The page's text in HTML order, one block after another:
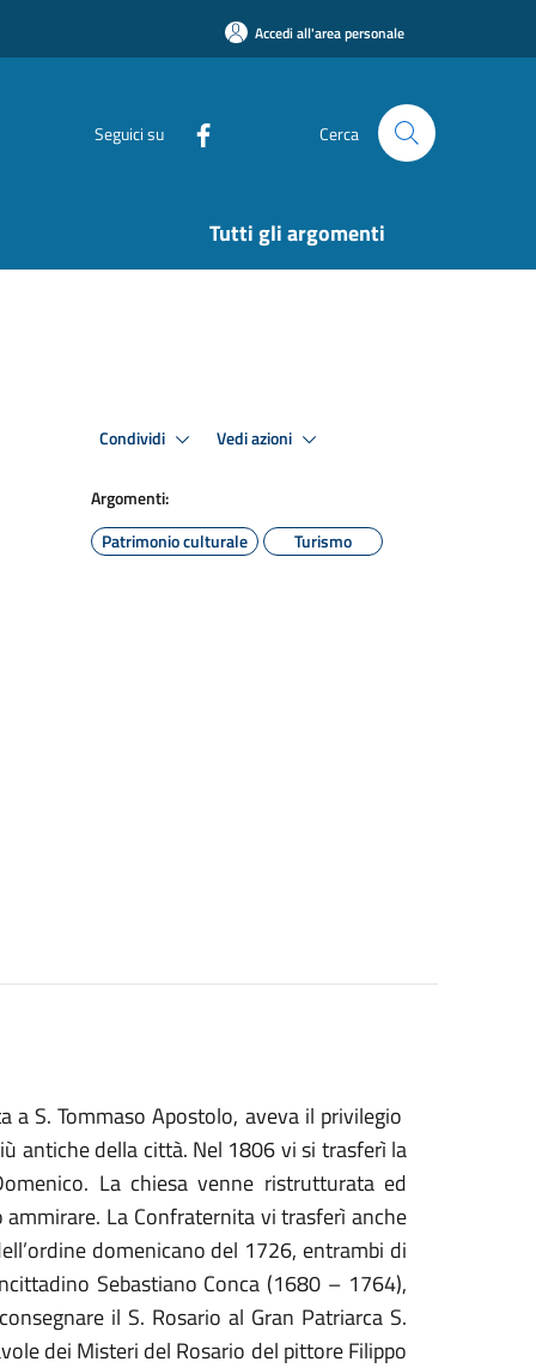
Accedi all'area personale
Seguici su Cerca
Tutti gli argomenti
Condividi Vedi azioni
Argomenti:
Patrimonio culturale
Turismo
a S. Tommaso Apostolo, aveva il privilegio
antiche della città. Nel 1806 vi si trasferì la
La chiesa venne ristrutturata ed
La Confraternita vi trasferì anche
domenicano del 1726, entrambi di
Sebastiano Conca (1680 – 1764),
il S. Rosario al Gran Patriarca S.
dei Misteri del Rosario del pittore Filippo